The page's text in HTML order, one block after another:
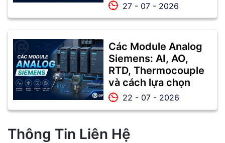
27 - 07 - 2026
Các Module Analog
Siemens: AI, AO,
RTD, Thermocouple
và cách lựa chọn
22 - 07 - 2026
Thông Tin Liên Hệ